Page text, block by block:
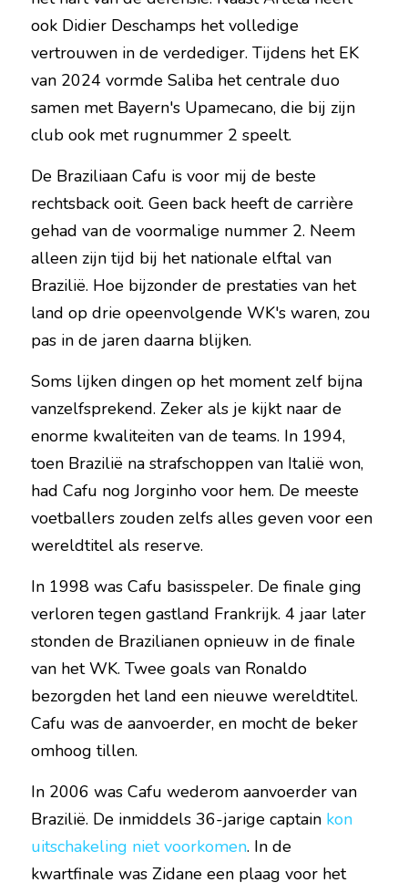
ook Didier Deschamps het volledige
vertrouwen in de verdediger. Tijdens het EK
van 2024 vormde Saliba het centrale duo
samen met Bayern's Upamecano, die bij zijn
club ook met rugnummer 2 speelt.
De Braziliaan Cafu is voor mij de beste
rechtsback ooit. Geen back heeft de carrière
gehad van de voormalige nummer 2. Neem
alleen zijn tijd bij het nationale elftal van
Brazilië. Hoe bijzonder de prestaties van het
land op drie opeenvolgende WK's waren, zou
pas in de jaren daarna blijken.
Soms lijken dingen op het moment zelf bijna
vanzelfsprekend. Zeker als je kijkt naar de
enorme kwaliteiten van de teams. In 1994,
toen Brazilië na strafschoppen van Italië won,
had Cafu nog Jorginho voor hem. De meeste
voetballers zouden zelfs alles geven voor een
wereldtitel als reserve.
In 1998 was Cafu basisspeler. De finale ging
verloren tegen gastland Frankrijk. 4 jaar later
stonden de Brazilianen opnieuw in de finale
van het WK. Twee goals van Ronaldo
bezorgden het land een nieuwe wereldtitel.
Cafu was de aanvoerder, en mocht de beker
omhoog tillen.
In 2006 was Cafu wederom aanvoerder van
Brazilië. De inmiddels 36-jarige captain kon
uitschakeling niet voorkomen. In de
kwartfinale was Zidane een plaag voor het